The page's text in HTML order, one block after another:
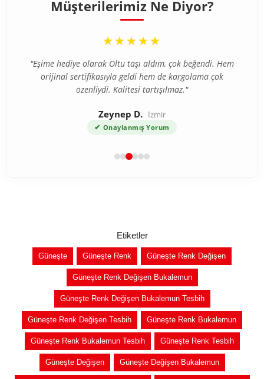
Müşterilerimiz Ne Diyor?
“
★★★★★
"Eşime hediye olarak Oltu taşı aldım, çok beğendi. Hem
orijinal sertifikasıyla geldi hem de kargolama çok
özenliydi. Kalitesi tartışılmaz."
Zeynep D. İzmir
✔ Onaylanmış Yorum
Etiketler
Güneşte Güneşte Renk Güneşte Renk Değişen
Güneşte Renk Değişen Bukalemun
Güneşte Renk Değişen Bukalemun Tesbih
Güneşte Renk Değişen Tesbih Güneşte Renk Bukalemun
Güneşte Renk Bukalemun Tesbih Güneşte Renk Tesbih
Güneşte Değişen Güneşte Değişen Bukalemun